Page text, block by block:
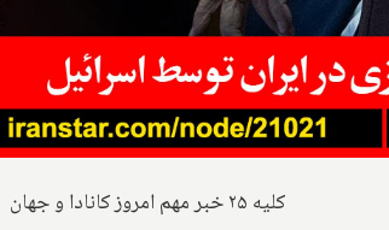
کلیه ۲۵ خبر مهم امروز کانادا و جهان